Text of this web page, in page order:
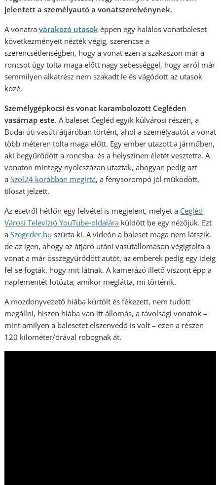
jelentett a személyautó a vonatszerelvénynek.
A vonatravárakozó utasok éppen egy halálos vonatbaleset
következményeit nézték végig, szerencse a
szerencsétlenségben, hogy a vonat ezen a szakaszon már a
roncsot úgy tolta maga előtt nagy sebességgel, hogy arról már
semmilyen alkatrész nem szakadt le és vágódott az utasok
közé.
Személygépkocsi és vonat karambolozott Cegléden
vasárnap este. A baleset Cegléd egyik külvárosi részén, a
Budai úti vasúti átjáróban történt, ahol a személyautót a vonat
több méteren tolta maga előtt. Egy ember utazott a járműben,
aki begyűrődött a roncsba, és a helyszínen életét vesztette. A
vonaton mintegy nyolcszázan utaztak, ahogyan pedig azt
aSzol24 korábban megírta, a fénysorompó jól működött,
tilosat jelzett.
Az esetről hétfőn egy felvétel is megjelent, melyet a Cegléd
Városi Televízió YouTube-oldalára küldött be egy nézőjük. Ezt
aSzegeder.hu szúrta ki. A videón a baleset maga nem látszik,
de az igen, ahogy az átjáró utáni vasútállomáson végigtolta a
vonat a már összegyűrődött autót, az emberek pedig egy ideig
fel se fogták, hogy mit látnak. A kamerázó illető viszont épp a
naplementét fotózta, amikor meglátta, mi történik.
A mozdonyvezető hiába kürtölt és fékezett, nem tudott
megállni, hiszen hiába van itt állomás, a távolsági vonatok –
mint amilyen a balesetet elszenvedő is volt – ezen a részen
120 kilométer/órával robognak át.